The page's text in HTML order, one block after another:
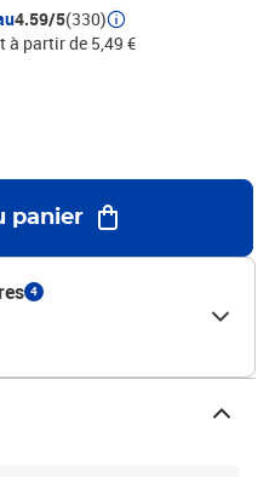
4.59/5(330)
à partir de 5,49 €
panier
4